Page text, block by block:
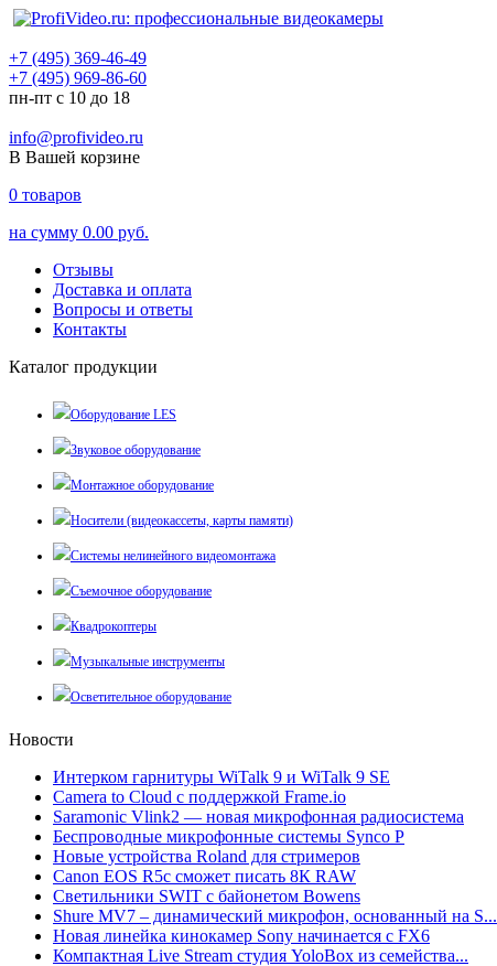
+7 (495) 369-46-49
+7 (495) 969-86-60
пн-пт с 10 до 18
info@profivideo.ru
В Вашей корзине
0 товаров
на сумму 0.00 руб.
Отзывы
Доставка и оплата
Вопросы и ответы
Контакты
Каталог продукции
Оборудование LES
Звуковое оборудование
Монтажное оборудование
Носители (видеокассеты, карты памяти)
Системы нелинейного видеомонтажа
Съемочное оборудование
Квадрокоптеры
Музыкальные инструменты
Осветительное оборудование
Новости
Интерком гарнитуры WiTalk 9 и WiTalk 9 SE
Camera to Cloud с поддержкой Frame.io
Saramonic Vlink2 — новая микрофонная радиосистема
Беспроводные микрофонные системы Synco P
Новые устройства Roland для стримеров
Canon EOS R5c сможет писать 8К RAW
Светильники SWIT с байонетом Bowens
Shure MV7 – динамический микрофон, основанный на S...
Новая линейка кинокамер Sony начинается с FX6
Компактная Live Stream студия YoloBox из семейства...